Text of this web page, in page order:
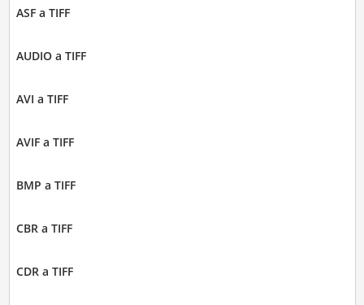
ASF a TIFF
AUDIO a TIFF
AVI a TIFF
AVIF a TIFF
BMP a TIFF
CBR a TIFF
CDR a TIFF